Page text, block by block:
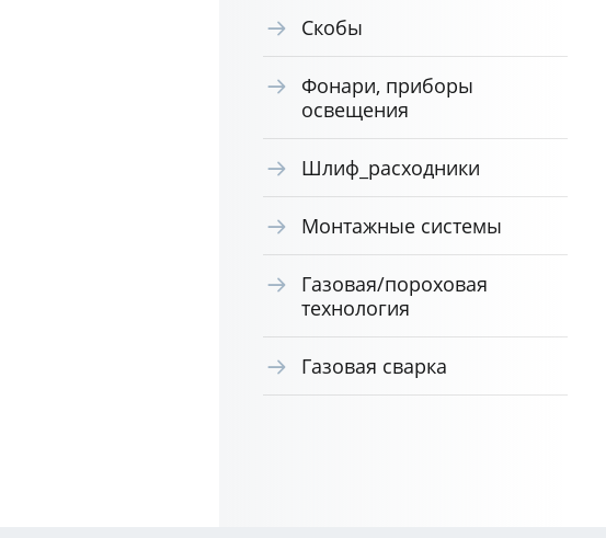
Скобы
Фонари, приборы
освещения
Шлиф_расходники
Монтажные системы
Газовая/пороховая
технология
Газовая сварка